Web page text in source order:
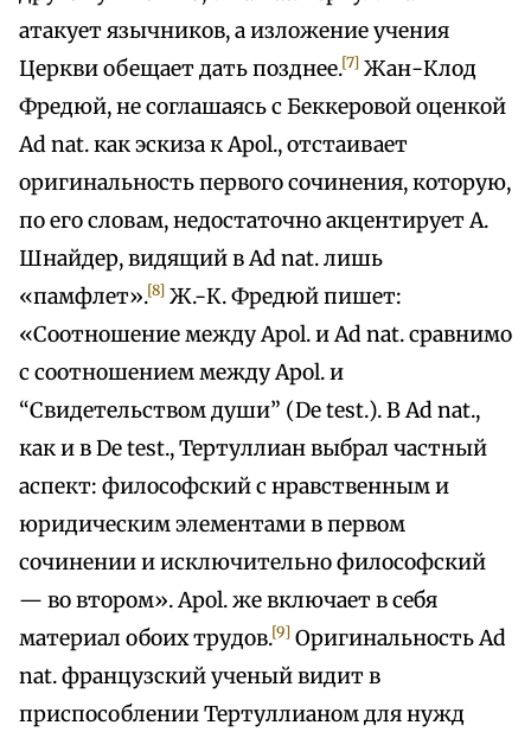
атакует язычников, а изложение учения
Церкви обещает дать позднее.[7] Жан-Клод
Фредюй, не соглашаясь с Беккеровой оценкой
Ad nat. как эскиза к Apol., отстаивает
оригинальность первого сочинения, которую,
по его словам, недостаточно акцентирует А.
Шнайдер, видящий в Ad nat. лишь
«памфлет».[8] Ж.-К. Фредюй пишет:
«Соотношение между Apol. и Ad nat. сравнимо
с соотношением между Apol. и
“Свидетельством души” (De test.). В Ad nat.,
как и в De test., Тертуллиан выбрал частный
аспект: философский с нравственным и
юридическим элементами в первом
сочинении и исключительно философский
— во втором». Apol. же включает в себя
материал обоих трудов.[9] Оригинальность Ad
nat. французский ученый видит в
приспособлении Тертуллианом для нужд